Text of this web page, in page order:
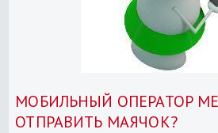
МОБИЛЬНЫЙ ОПЕРАТОР
ОТПРАВИТЬ МАЯЧОК?